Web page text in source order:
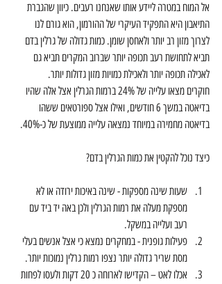
אל המוח במטרה ליידע אותו שאנחנו רעבים. כיוון שהגברת
התיאבון היא התפקיד העיקרי של ההורמון, הוא גורם לנו
לצרוך מזון רב יותר ולאחסן שומן. כמות גדולה של גרלין בדם
תביא לתחושת רעב תכופה יותר שברוב המקרים תביא גם
לאכילה תכופה יותר ולאכילת כמויות מזון גדולות יותר.
חוקרים מצאו עלייה של 24% ברמות הגרלין אצל אלה שהיו
בדיאטה במשך 6 חודשים, ואילו אצל ספורטאים ששהו
בדיאטה מחמירה במיוחד נמצאה עלייה ממוצעת של כ-40%.
כיצד נוכל להקטין את כמות הגרלין בדם?
שעות שינה מספקות - שינה באיכות ירודה או לא
מספקת מעלה את רמות הגרלין ולכן באה יד ביד עם
רעב ועלייה במשקל.
פעילות גופנית - במחקרים נמצא כי אצל אנשים בעלי
מסת שריר גדולה יותר נצפו רמות גרלין נמוכות יותר.
אכלו לאט – הקדישו לארוחה כ 20 דקות ולעסו לפחות